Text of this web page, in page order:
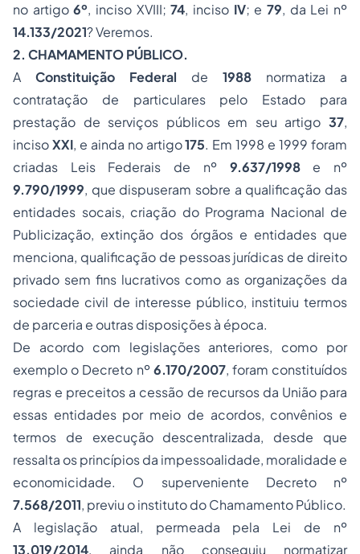
no artigo6º, inciso XVIII;74, inciso IV; e79, da Lei nº
14.133/2021? Veremos.
2. CHAMAMENTO PÚBLICO.
A Constituição Federal de 1988 normatiza a
contratação de particulares pelo Estado para
prestação de serviços públicos em seu artigo 37,
incisoXXI, e ainda no artigo175. Em 1998 e 1999 foram
criadas Leis Federais de nº 9.637/1998e nº
9.790/1999, que dispuseram sobre a qualificação das
entidades socais, criação do Programa Nacional de
Publicização, extinção dos órgãos e entidades que
menciona, qualificação de pessoas jurídicas de direito
privado sem fins lucrativos como as organizações da
sociedade civil de interesse público, instituiu termos
de parceria e outras disposições à época.
De acordo com legislações anteriores, como por
exemplo o Decreto nº6.170/2007, foram constituídos
regras e preceitos a cessão de recursos da União para
essas entidades por meio de acordos, convênios e
termos de execução descentralizada, desde que
ressalta os princípios da impessoalidade, moralidade e
economicidade. O superveniente Decreto nº
7.568/2011, previu o instituto do Chamamento Público.
A legislação atual, permeada pela Lei de nº
13.019/2014, ainda não conseguiu normatizar